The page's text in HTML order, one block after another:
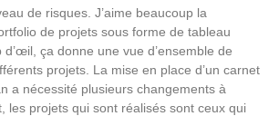
de risques. J’aime beaucoup la
de projets sous forme de tableau
ça donne une vue d’ensemble de
projets. La mise en place d’un carnet
a nécessité plusieurs changements à
les projets qui sont réalisés sont ceux qui